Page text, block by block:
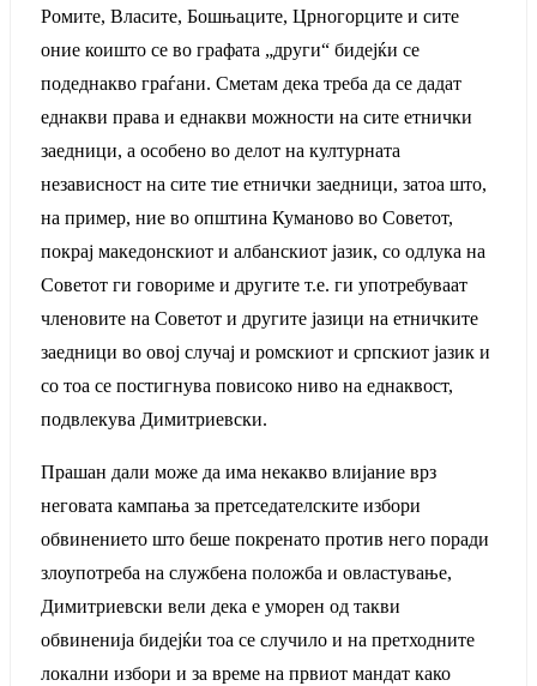
Ромите, Власите, Бошњаците, Црногорците и сите
оние коишто се во графата „други“ бидејќи се
подеднакво граѓани. Сметам дека треба да се дадат
еднакви права и еднакви можности на сите етнички
заедници, а особено во делот на културната
независност на сите тие етнички заедници, затоа што,
на пример, ние во општина Куманово во Советот,
покрај македонскиот и албанскиот јазик, со одлука на
Советот ги говориме и другите т.е. ги употребуваат
членовите на Советот и другите јазици на етничките
заедници во овој случај и ромскиот и српскиот јазик и
со тоа се постигнува повисоко ниво на еднаквост,
подвлекува Димитриевски.
Прашан дали може да има некакво влијание врз
неговата кампања за претседателските избори
обвинението што беше покренато против него поради
злоупотреба на службена положба и овластување,
Димитриевски вели дека е уморен од такви
обвиненија бидејќи тоа се случило и на претходните
локални избори и за време на првиот мандат како